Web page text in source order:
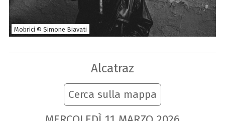
Mobrici © Simone Biavati
Alcatraz
Cerca sulla mappa